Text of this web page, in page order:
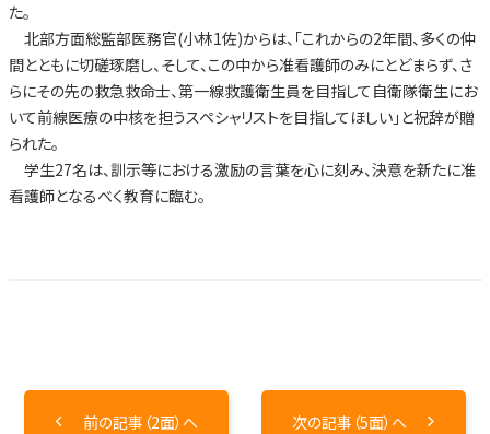
た。
北部方面総監部医務官(小林1佐)からは、「これからの2年間、多くの仲
間とともに切磋琢磨し、そして、この中から准看護師のみにとどまらず、さ
らにその先の救急救命士、第一線救護衛生員を目指して自衛隊衛生にお
いて前線医療の中核を担うスペシャリストを目指してほしい」と祝辞が贈
られた。
学生27名は、訓示等における激励の言葉を心に刻み、決意を新たに准
看護師となるべく教育に臨む。
前の記事（2面）へ 次の記事（5面）へ